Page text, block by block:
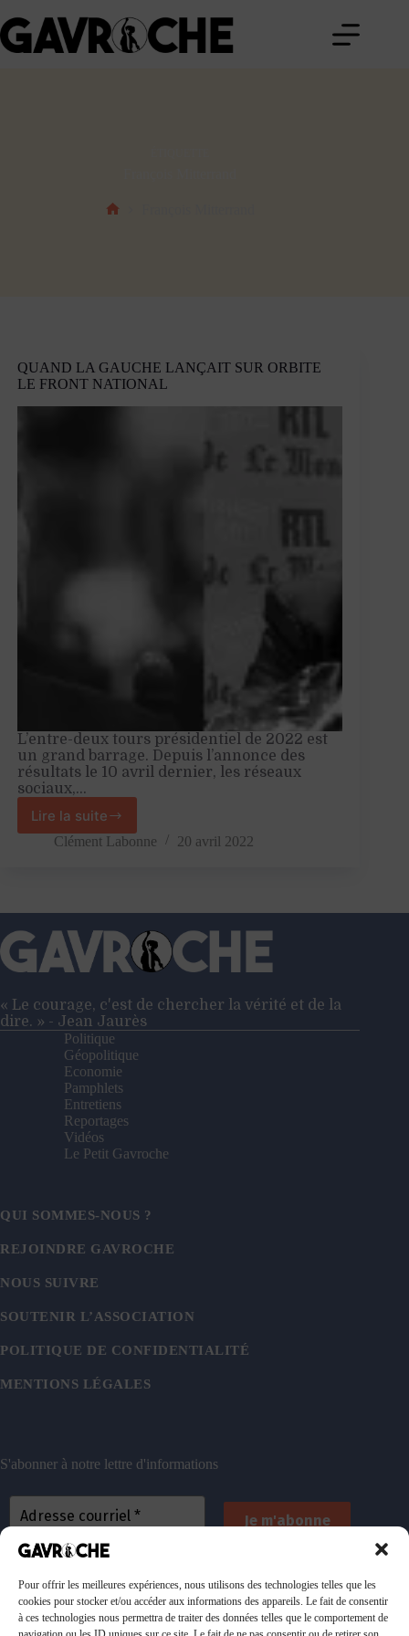
Pour offrir les meilleures expériences, nous utilisons des technologies telles que les
cookies pour stocker et/ou accéder aux informations des appareils. Le fait de consentir
à ces technologies nous permettra de traiter des données telles que le comportement de
au
contenu
QUAND LA GAUCHE LANÇAIT SUR ORBITE
LE FRONT NATIONAL
L’entre-deux tours présidentiel de 2022 est
un grand barrage. Depuis l’annonce des
résultats le 10 avril dernier, les réseaux
sociaux,…
Lire la suite
Quand
la
orbite
le
Front
national
Clément Labonne 20 avril 2022
« Le courage, c'est de chercher la vérité et de la
dire. » - Jean Jaurès
Politique
Géopolitique
Economie
Pamphlets
Entretiens
Reportages
Vidéos
Le Petit Gavroche
QUI SOMMES-NOUS ?
REJOINDRE GAVROCHE
NOUS SUIVRE
SOUTENIR L’ASSOCIATION
POLITIQUE DE CONFIDENTIALITÉ
MENTIONS LÉGALES
S'abonner à notre lettre d'informations
emails. Vous pouvez vous désinscrire à tout
moment. Consulteznotre politique de confidentialité
pour plus d’informations.